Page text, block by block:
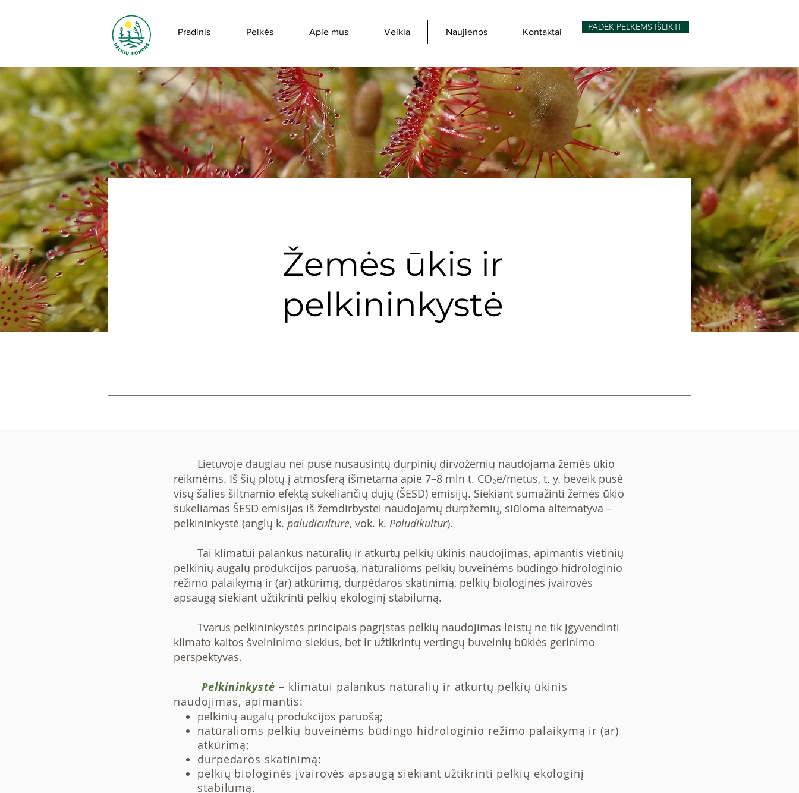
Pradinis Pelkės Apie mus Veikla Naujienos Kontaktai PADĖK PELKĖMS IŠLIKTI!
Žemės ūkis ir
pelkininkystė
Lietuvoje daugiau nei pusė nusausintų durpinių dirvožemių naudojama žemės ūkio
reikmėms. Iš šių plotų į atmosferą išmetama apie 7–8 mln t. CO₂e/metus, t. y. beveik pusė
visų šalies šiltnamio efektą sukeliančių dujų (ŠESD) emisijų. Siekiant sumažinti žemės ūkio
sukeliamas ŠESD emisijas iš žemdirbystei naudojamų durpžemių, siūloma alternatyva –
pelkininkystė (anglų k. paludiculture, vok. k. Paludikultur).
Tai klimatui palankus natūralių ir atkurtų pelkių ūkinis naudojimas, apimantis vietinių
pelkinių augalų produkcijos paruošą, natūralioms pelkių buveinėms būdingo hidrologinio
režimo palaikymą ir (ar) atkūrimą, durpėdaros skatinimą, pelkių biologinės įvairovės
apsaugą siekiant užtikrinti pelkių ekologinį stabilumą.
Tvarus pelkininkystės principais pagrįstas pelkių naudojimas leistų ne tik įgyvendinti
klimato kaitos švelninimo siekius, bet ir užtikrintų vertingų buveinių būklės gerinimo
perspektyvas.
Pelkininkystė – klimatui palankus natūralių ir atkurtų pelkių ūkinis
naudojimas, apimantis:
pelkinių augalų produkcijos paruošą;
natūralioms pelkių buveinėms būdingo hidrologinio režimo palaikymą ir (ar)
atkūrimą;
durpėdaros skatinimą;
pelkių biologinės įvairovės apsaugą siekiant užtikrinti pelkių ekologinį
stabilumą.